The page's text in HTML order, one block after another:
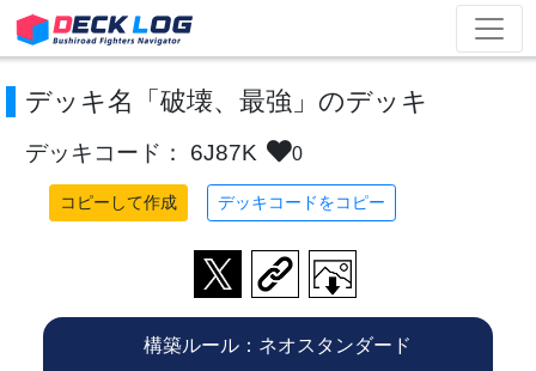
デッキ名「破壊、最強」のデッキ
デッキコード： 6J87K 0
コピーして作成 デッキコードをコピー
構築ルール：ネオスタンダード